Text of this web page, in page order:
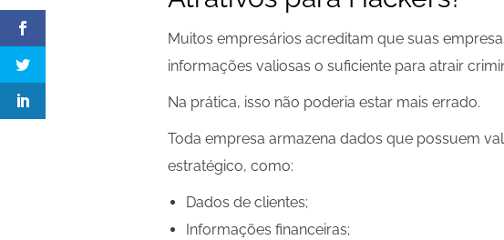
Muitos empresários acreditam que suas
informações valiosas o suficiente para atrair
Na prática, isso não poderia estar mais errado.
Toda empresa armazena dados que possuem
estratégico, como:
Dados de clientes;
Informações financeiras;